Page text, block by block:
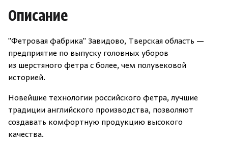
Описание
"Фетровая фабрика" Завидово, Тверская область —
предприятие по выпуску головных уборов
из шерстяного фетра с более, чем полувековой
историей.
Новейшие технологии российского фетра, лучшие
традиции английского производства, позволяют
создавать комфортную продукцию высокого
качества.